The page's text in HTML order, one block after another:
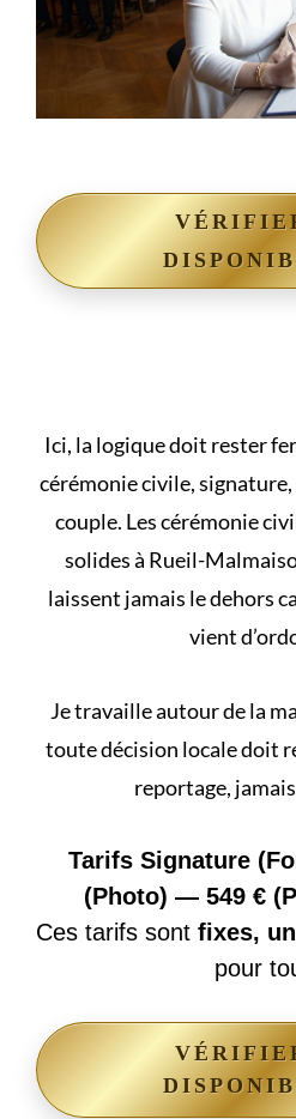
Ici, la logique doit rester
cérémonie civile,
couple. Lescérémonie
solides à Rueil-
laissent jamais le dehors
vient
Je travaille autour de la
toute décision locale doit
reportage,
Tarifs Signature
(Photo) — 549 €
Ces tarifs sont fixes,
pour